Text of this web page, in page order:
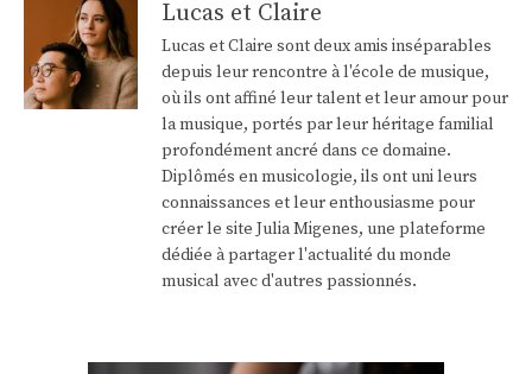
Lucas et Claire
Lucas et Claire sont deux amis inséparables
depuis leur rencontre à l'école de musique,
où ils ont affiné leur talent et leur amour pour
la musique, portés par leur héritage familial
profondément ancré dans ce domaine.
Diplômés en musicologie, ils ont uni leurs
connaissances et leur enthousiasme pour
créer le site Julia Migenes, une plateforme
dédiée à partager l'actualité du monde
musical avec d'autres passionnés.